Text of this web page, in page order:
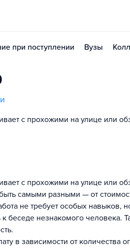
при поступлении Вузы
с прохожими на улице или
с прохожими на улице или
самыми разными — от
не требует особых навыков,
беседе незнакомого человека.
в зависимости от